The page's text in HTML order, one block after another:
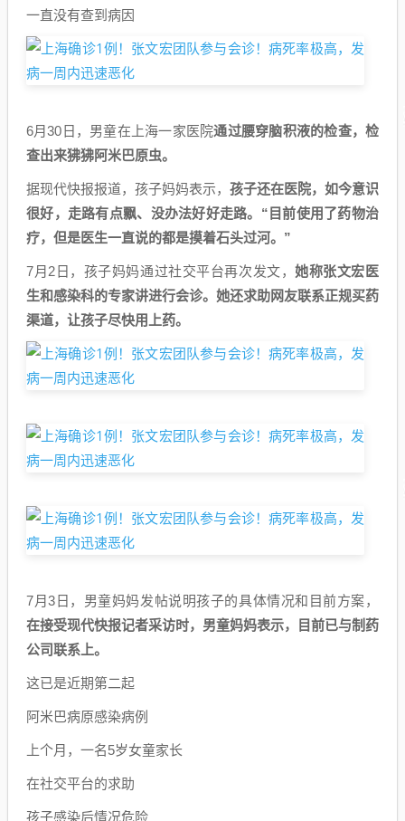
一直没有查到病因
6月30日，男童在上海一家医院通过腰穿脑积液的检查，检
查出来狒狒阿米巴原虫。
据现代快报报道，孩子妈妈表示， 孩子还在医院，如今意识
很好，走路有点飘、没办法好好走路。“目前使用了药物治
疗，但是医生一直说的都是摸着石头过河。”
7月2日，孩子妈妈通过社交平台再次发文，她称张文宏医
生和感染科的专家讲进行会诊。她还求助网友联系正规买药
渠道，让孩子尽快用上药。
7月3日，男童妈妈发帖说明孩子的具体情况和目前方案，
在接受现代快报记者采访时，男童妈妈表示，目前已与制药
公司联系上。
这已是近期第二起
阿米巴病原感染病例
上个月，一名5岁女童家长
在社交平台的求助
孩子感染后情况危险